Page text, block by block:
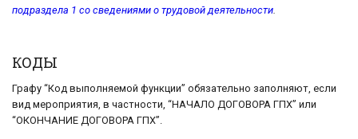
подраздела 1 со сведениями о трудовой деятельности
КОДЫ
Графу “Код выполняемой функции” обязательно заполняют, если
вид мероприятия, в частности, “НАЧАЛО ДОГОВОРА ГПХ” или
“ОКОНЧАНИЕ ДОГОВОРА ГПХ”.